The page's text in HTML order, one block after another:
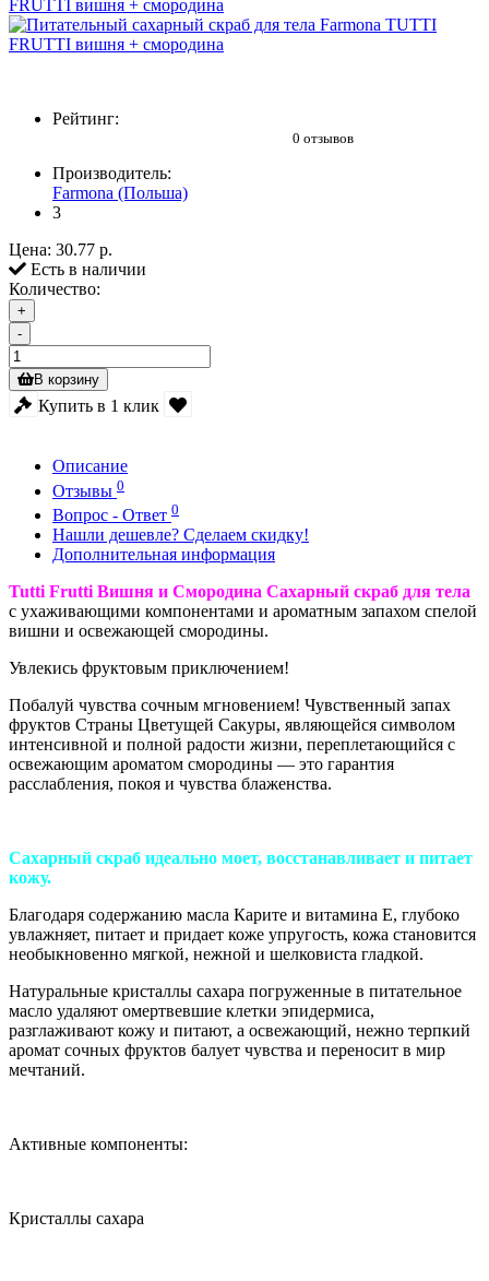
Рейтинг:
0 отзывов
Производитель:
Farmona (Польша)
3
Цена: 30.77 р.
Есть в наличии
Количество:
+
-
В корзину
Купить в 1 клик
Описание
Отзывы 0
Вопрос - Ответ 0
Нашли дешевле? Сделаем скидку!
Дополнительная информация
Tutti Frutti Вишня и Смородина Сахарный скраб для тела
с ухаживающими компонентами и ароматным запахом спелой
вишни и освежающей смородины.
Увлекись фруктовым приключением!
Побалуй чувства сочным мгновением! Чувственный запах
фруктов Страны Цветущей Сакуры, являющейся символом
интенсивной и полной радости жизни, переплетающийся с
освежающим ароматом смородины — это гарантия
расслабления, покоя и чувства блаженства.
Сахарный скраб идеально моет, восстанавливает и питает
кожу.
Благодаря содержанию масла Карите и витамина Е, глубоко
увлажняет, питает и придает коже упругость, кожа становится
необыкновенно мягкой, нежной и шелковиста гладкой.
Натуральные кристаллы сахара погруженные в питательное
масло удаляют омертвевшие клетки эпидермиса,
разглаживают кожу и питают, а освежающий, нежно терпкий
аромат сочных фруктов балует чувства и переносит в мир
мечтаний.
Активные компоненты:
Кристаллы сахара